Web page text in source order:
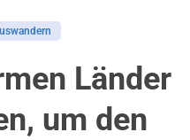
Länder
um den